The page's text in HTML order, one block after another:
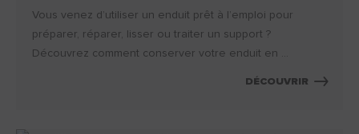
Vous venez d’utiliser un enduit prêt à l’emploi pour
préparer, réparer, lisser ou traiter un support ?
Découvrez comment conserver votre enduit en ...
DÉCOUVRIR